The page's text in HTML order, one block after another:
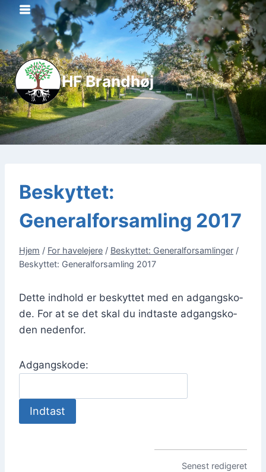
Fortsæt
indhold
HF Brandhøj
Beskyttet:
Generalforsamling 2017
Hjem / For havelejere / Beskyttet: Generalforsamlinger /
Beskyttet: Generalforsamling 2017
Det­te ind­hold er beskyt­tet med en adgangs­ko­
de. For at se det skal du ind­ta­ste adgangs­ko­
den neden­for.
Adgangs­ko­de:
Sene­st redi­ge­ret